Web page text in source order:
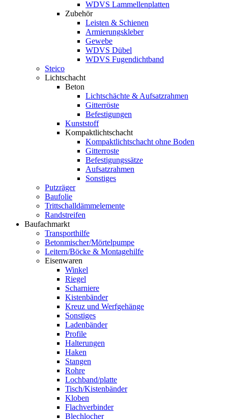
WDVS Lammellenplatten
Zubehör
Leisten & Schienen
Armierungskleber
Gewebe
WDVS Dübel
WDVS Fugendichtband
Steico
Lichtschacht
Beton
Lichtschächte & Aufsatzrahmen
Gitterröste
Befestigungen
Kunststoff
Kompaktlichtschacht
Kompaktlichtschacht ohne Boden
Gitterroste
Befestigungssätze
Aufsatzrahmen
Sonstiges
Putzräger
Baufolie
Trittschalldämmelemente
Randstreifen
Baufachmarkt
Transporthilfe
Betonmischer/Mörtelpumpe
Leitern/Böcke & Montagehilfe
Eisenwaren
Winkel
Riegel
Scharniere
Kistenbänder
Kreuz und Werfgehänge
Sonstiges
Ladenbänder
Profile
Halterungen
Haken
Stangen
Rohre
Lochband/platte
Tisch/Kistenbänder
Kloben
Flachverbinder
Blechlocher